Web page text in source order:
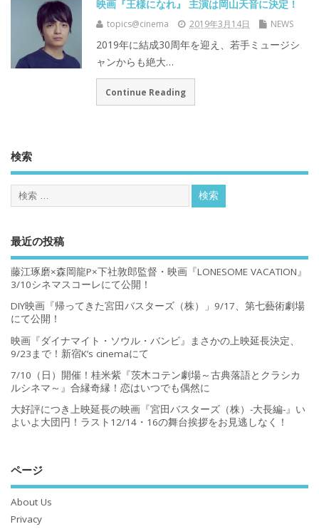
映画『王様になれ』 主演は岡山天音に決定！
topics@cinema 2019年3月14日 NEWS
2019年に結成30周年を迎え、若手ミュージシ
ャンからも絶大…
Continue Reading
検索
最近の投稿
藤江琢磨×森岡龍P×下社敦郎監督・映画『LONESOME VACATION』
3/10シネマスコーレにて公開！
DIY映画『帰ってきた宮田バスターズ（株）」9/17、第七藝術劇場
にて公開！
映画『ダイナマイト・ソウル・バンビ』まさかの上映延長決定、
9/23まで！新宿K’s cinemaにて
7/10（日）開催！桂米紫『茨木コテン劇場～古典落語とクラシカ
ルシネマ～』合縁奇縁！恋はいつでも偶然に
大好評につき上映延長の映画『宮田バスターズ（株）-大長編-』い
よいよ大団円！ラスト12/14・16の舞台挨拶をお見逃しなく！
ページ
About Us
Privacy